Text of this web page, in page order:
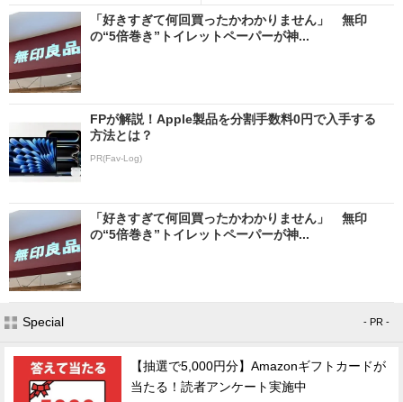
「好きすぎて何回買ったかわかりません」 無印
の“5倍巻き”トイレットペーパーが神...
FPが解説！Apple製品を分割手数料0円で入手する
方法とは？
PR(Fav-Log)
「好きすぎて何回買ったかわかりません」 無印
の“5倍巻き”トイレットペーパーが神...
Special - PR -
【抽選で5,000円分】Amazonギフトカードが
当たる！読者アンケート実施中